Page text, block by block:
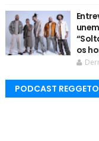
os
PODCAST